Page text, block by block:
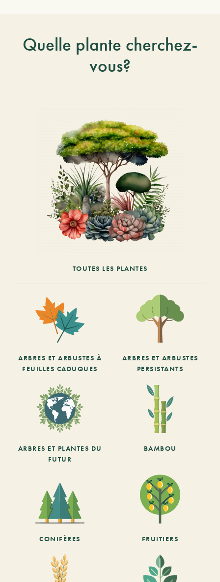
Quelle plante cherchez-
vous?
TOUTES LES PLANTES
ARBRES ET ARBUSTES À
FEUILLES CADUQUES
ARBRES ET ARBUSTES
PERSISTANTS
ARBRES ET PLANTES DU
FUTUR
BAMBOU
CONIFÈRES FRUITIERS